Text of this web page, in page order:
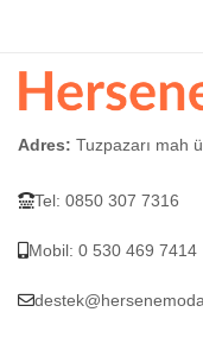
Adres: Tuzpazarı mah
Tel: 0850 307 7316
Mobil: 0 530 469 7414